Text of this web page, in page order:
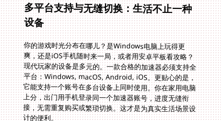
多平台支持与无缝切换：生活不止一种
设备
你的游戏时光分布在哪儿？是Windows电脑上玩得更
爽，还是iOS手机随时来一局，或者用安卓平板看攻略？
现代玩家的设备是多元的。一款合格的加速器必须支持全
平台：Windows, macOS, Android, iOS。更贴心的是，
它能支持一个账号在多台设备上同时使用。你在家用电脑
上分，出门用手机登录同一个加速器账号，进度无缝衔
接，无需重复购买或繁琐切换。这才是为真实生活场景设
计的便利。